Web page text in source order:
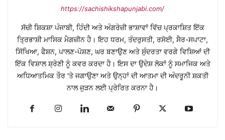
https://sachishikshapunjabi.com/
ਸੱਚੀ ਸ਼ਿਕਸ਼ਾ ਪੰਜਾਬੀ, ਹਿੰਦੀ ਅਤੇ ਅੰਗਰੇਜ਼ੀ ਭਾਸ਼ਾਵਾਂ ਵਿੱਚ ਪ੍ਰਕਾਸ਼ਿਤ ਇੱਕ
ਤ੍ਰਿਭਾਸ਼ੀ ਮਾਸਿਕ ਮੈਗਜ਼ੀਨ ਹੈ। ਇਹ ਧਰਮ, ਤੰਦਰੁਸਤੀ, ਰਸੋਈ, ਸੈਰ-ਸਪਾਟਾ,
ਸਿੱਖਿਆ, ਫੈਸ਼ਨ, ਪਾਲਣ-ਪੋਸ਼ਣ, ਘਰ ਬਣਾਉਣ ਅਤੇ ਸੁੰਦਰਤਾ ਵਰਗੇ ਵਿਸ਼ਿਆਂ ਦੀ
ਇੱਕ ਵਿਸ਼ਾਲ ਸ਼੍ਰੇਣੀ ਨੂੰ ਕਵਰ ਕਰਦਾ ਹੈ। ਇਸ ਦਾ ਉਦੇਸ਼ ਲੋਕਾਂ ਨੂੰ ਸਮਾਜਿਕ ਅਤੇ
ਅਧਿਆਤਮਿਕ ਤੌਰ 'ਤੇ ਜਗਾਉਣਾ ਅਤੇ ਉਨ੍ਹਾਂ ਦੀ ਆਤਮਾ ਦੀ ਅੰਦਰੂਨੀ ਸ਼ਕਤੀ
ਨਾਲ ਜੁੜਨ ਲਈ ਪ੍ਰੇਰਿਤ ਕਰਨਾ ਹੈ।